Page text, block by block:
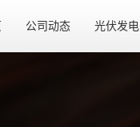
公司动态 光伏发电